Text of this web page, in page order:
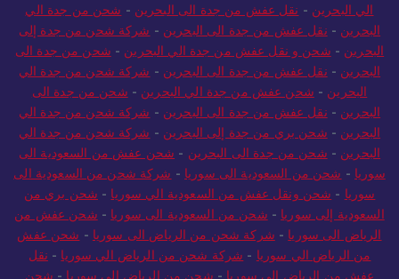
الي البحرين - نقل عفش من جدة الى البحرين - شحن من جدة الي
البحرين - نقل عفش من جدة الى البحرين - شركة شحن من جدة إلى
البحرين - شحن و نقل عفش من جدة الي البحرين - شحن من جدة الى
البحرين - نقل عفش من جدة الى البحرين - شركة شحن من جدة الي
البحرين - شحن عفش من جدة الي البحرين - شحن من جدة الى
البحرين - نقل عفش من جدة الى البحرين - شركة شحن من جدة الي
البحرين - شحن بري من جدة إلى البحرين - شركة شحن من جدة الي
البحرين - شحن من جدة الى البحرين - شحن عفش من السعودية الى
سوريا - شحن من السعودية الى سوريا - شركة شحن من السعودية الى
سوريا - شحن ونقل عفش من السعودية الي سوريا - شحن بري من
السعودية إلى سوريا - شحن من السعودية الى سوريا - شحن عفش من
الرياض الى سوريا - شركة شحن من الرياض الى سوريا - شحن عفش
من الرياض الي سوريا - شركة شحن من الرياض الي سوريا - نقل
عفش من الرياض الى سوريا - شحن من الرياض الى سوريا - شحن